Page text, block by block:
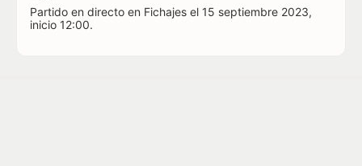
Partido en directo en Fichajes el 15 septiembre 2023,
inicio 12:00.